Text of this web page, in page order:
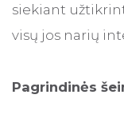
siekiant
visų jos narių
Pagrindinės